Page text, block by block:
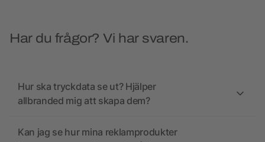
Har du frågor? Vi har svaren.
Hur ska tryckdata se ut? Hjälper
allbranded mig att skapa dem?
Kan jag se hur mina reklamprodukter